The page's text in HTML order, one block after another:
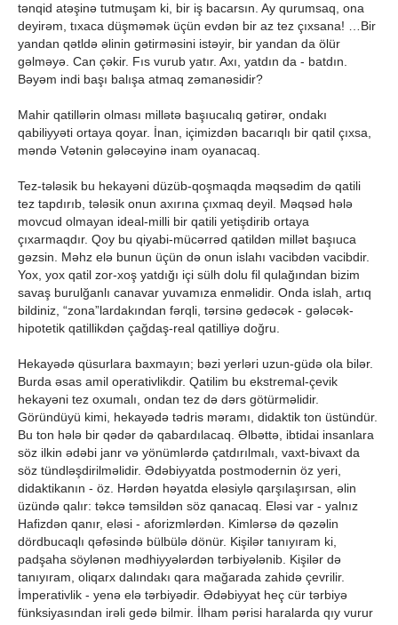
tənqid atəşinə tutmuşam ki, bir iş bacarsın. Ay qurumsaq, ona
deyirəm, tıxaca düşməmək üçün evdən bir az tez çıxsana! …Bir
yandan qətldə əlinin gətirməsini istəyir, bir yandan da ölür
gəlməyə. Can çəkir. Fıs vurub yatır. Axı, yatdın da - batdın.
Bəyəm indi başı balışa atmaq zəmanəsidir?
Mahir qatillərin olması millətə başıucalıq gətirər, ondakı
qabiliyyəti ortaya qoyar. İnan, içimizdən bacarıqlı bir qatil çıxsa,
məndə Vətənin gələcəyinə inam oyanacaq.
Tez-tələsik bu hekayəni düzüb-qoşmaqda məqsədim də qatili
tez tapdırıb, tələsik onun axırına çıxmaq deyil. Məqsəd hələ
movcud olmayan ideal-milli bir qatili yetişdirib ortaya
çıxarmaqdır. Qoy bu qiyabi-mücərrəd qatildən millət başıuca
gəzsin. Məhz elə bunun üçün də onun islahı vacibdən vacibdir.
Yox, yox qatil zor-xoş yatdığı içi sülh dolu fil qulağından bizim
savaş burulğanlı canavar yuvamıza enməlidir. Onda islah, artıq
bildiniz, “zona”lardakından fərqli, tərsinə gedəcək - gələcək-
hipotetik qatillikdən çağdaş-real qatilliyə doğru.
Hekayədə qüsurlara baxmayın; bəzi yerləri uzun-güdə ola bilər.
Burda əsas amil operativlikdir. Qatilim bu ekstremal-çevik
hekayəni tez oxumalı, ondan tez də dərs götürməlidir.
Göründüyü kimi, hekayədə tədris məramı, didaktik ton üstündür.
Bu ton hələ bir qədər də qabardılacaq. Əlbəttə, ibtidai insanlara
söz ilkin ədəbi janr və yönümlərdə çatdırılmalı, vaxt-bivaxt da
söz tündləşdirilməlidir. Ədəbiyyatda postmodernin öz yeri,
didaktikanın - öz. Hərdən həyatda eləsiylə qarşılaşırsan, əlin
üzündə qalır: təkcə təmsildən söz qanacaq. Eləsi var - yalnız
Hafizdən qanır, eləsi - aforizmlərdən. Kimlərsə də qəzəlin
dördbucaqlı qəfəsində bülbülə dönür. Kişilər tanıyıram ki,
padşaha söylənən mədhiyyələrdən tərbiyələnib. Kişilər də
tanıyıram, oliqarx dalındakı qara mağarada zahidə çevrilir.
İmperativlik - yenə elə tərbiyədir. Ədəbiyyat heç cür tərbiyə
fünksiyasından irəli gedə bilmir. İlham pərisi haralarda qıy vurur